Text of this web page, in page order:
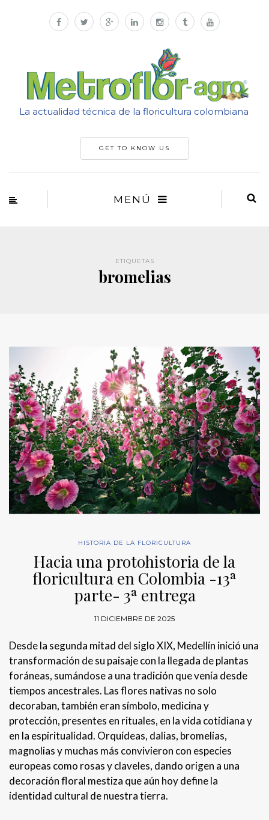
La actualidad técnica de la floricultura colombiana
GET TO KNOW US
MENÚ
ETIQUETAS
bromelias
HISTORIA DE LA FLORICULTURA
Hacia una protohistoria de la
floricultura en Colombia -13ª
parte- 3ª entrega
11 DICIEMBRE DE 2025
Desde la segunda mitad del siglo XIX, Medellín inició una
transformación de su paisaje con la llegada de plantas
foráneas, sumándose a una tradición que venía desde
tiempos ancestrales. Las flores nativas no solo
decoraban, también eran símbolo, medicina y
protección, presentes en rituales, en la vida cotidiana y
en la espiritualidad. Orquídeas, dalias, bromelias,
magnolias y muchas más convivieron con especies
europeas como rosas y claveles, dando origen a una
decoración floral mestiza que aún hoy define la
identidad cultural de nuestra tierra.